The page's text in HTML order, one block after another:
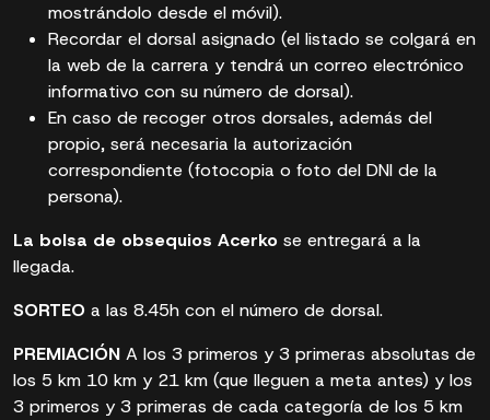
mostrándolo desde el móvil).
Recordar el dorsal asignado (el listado se colgará en
la web de la carrera y tendrá un correo electrónico
informativo con su número de dorsal).
En caso de recoger otros dorsales, además del
propio, será necesaria la autorización
correspondiente (fotocopia o foto del DNI de la
persona).
La bolsa de obsequios Acerko se entregará a la
llegada.
SORTEO a las 8.45h con el número de dorsal.
PREMIACIÓN A los 3 primeros y 3 primeras absolutas de
los 5 km 10 km y 21 km (que lleguen a meta antes) y los
3 primeros y 3 primeras de cada categoría de los 5 km